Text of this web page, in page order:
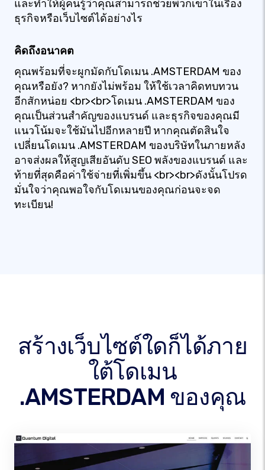
และทำให้ผู้คนรู้ว่าคุณสามารถช่วยพวกเขาในเรื่อง
ธุรกิจหรือเว็บไซต์ได้อย่างไร
คิดถึงอนาคต
คุณพร้อมที่จะผูกมัดกับโดเมน .AMSTERDAM ของ
คุณหรือยัง? หากยังไม่พร้อม ให้ใช้เวลาคิดทบทวน
อีกสักหน่อย <br><br>โดเมน .AMSTERDAM ของ
คุณเป็นส่วนสำคัญของแบรนด์ และธุรกิจของคุณมี
แนวโน้มจะใช้มันไปอีกหลายปี หากคุณตัดสินใจ
เปลี่ยนโดเมน .AMSTERDAM ของบริษัทในภายหลัง
อาจส่งผลให้สูญเสียอันดับ SEO พลังของแบรนด์ และ
ท้ายที่สุดคือค่าใช้จ่ายที่เพิ่มขึ้น <br><br>ดังนั้นโปรด
มั่นใจว่าคุณพอใจกับโดเมนของคุณก่อนจะจด
ทะเบียน!
สร้างเว็บไซต์ใดก็ได้ภาย
ใต้โดเมน
.AMSTERDAM ของคุณ